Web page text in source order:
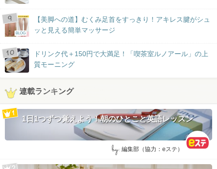
BLOG
【美脚への道】むくみ足首をすっきり！アキレス腱がシュ
ッと見える簡単マッサージ
ドリンク代＋150円で大満足！「喫茶室ルノアール」の上
質モーニング
連載ランキング
1日1つずつ覚えよう！朝のひとこと英語レッスン
by: 編集部（協力：eステ）